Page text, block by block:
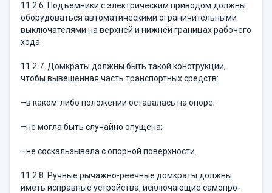
11.2.6. Подъемники с электрическим приводом должны
оборудоваться автоматическими ограничитель­ными
выключателями на верхней и нижней границах рабочего
хода.
11.2.7. Домкраты должны быть такой конструк­ции,
чтобы вывешенная часть транспортных средств:
–в каком-либо положении оставалась на опоре;
–не могла быть случайно опущена;
–не соскальзывала с опорной поверхности.
11.2.8. Ручные рычажно-реечные домкраты долж­ны
иметь исправные устройства, исключающие само­про­